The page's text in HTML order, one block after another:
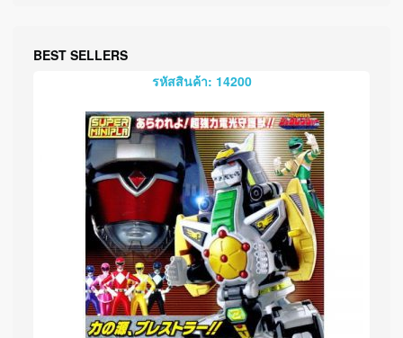
BEST SELLERS
รหัสสินค้า: 14200